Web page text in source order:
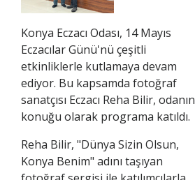
Konya Eczacı Odası, 14 Mayıs
Eczacılar Günü'nü çeşitli
etkinliklerle kutlamaya devam
ediyor. Bu kapsamda fotoğraf
sanatçısı Eczacı Reha Bilir, odanın
konuğu olarak programa katıldı.
Reha Bilir, "Dünya Sizin Olsun,
Konya Benim" adını taşıyan